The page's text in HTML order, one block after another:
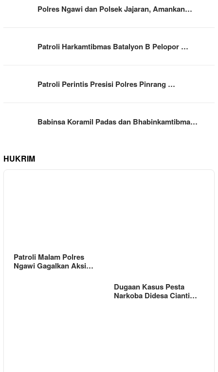
Polres Ngawi dan Polsek Jajaran, Amankan…
Patroli Harkamtibmas Batalyon B Pelopor …
Patroli Perintis Presisi Polres Pinrang …
Babinsa Koramil Padas dan Bhabinkamtibma…
HUKRIM
Patroli Malam Polres
Ngawi Gagalkan Aksi…
Dugaan Kasus Pesta
Narkoba Didesa Cianti…